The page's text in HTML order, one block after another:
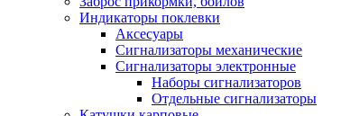
Индикаторы поклевки
Аксесуары
Сигнализаторы механические
Сигнализаторы электронные
Наборы сигнализаторов
Отдельные сигнализаторы